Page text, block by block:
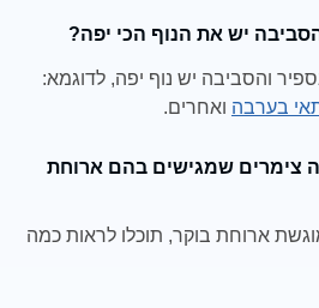
יש את הנוף הכי יפה?
והסביבה יש נוף יפה, לדוגמא:
בערבה ואחרים.
צימרים שמגישים בהם ארוחת
ארוחת בוקר, תוכלו לראות כמה